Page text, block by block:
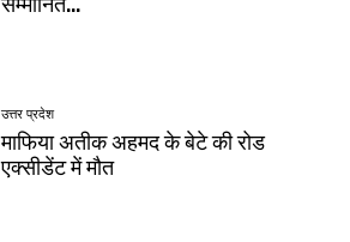
सम्मानित…
उत्तर प्रदेश
माफिया अतीक अहमद के बेटे की रोड
एक्सीडेंट में मौत